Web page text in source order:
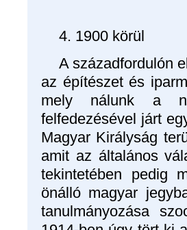
4. 1900 körül
A századfordulón
az építészet és
mely nálunk a
felfedezésével járt
Magyar Királyság
amit az általános
tekintetében pedig
önálló magyar
tanulmányozása